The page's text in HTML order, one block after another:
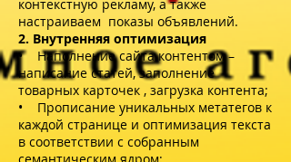
контекстную рекламу, а также
настраиваем показы объявлений.
2. Внутренняя оптимизация
• Наполнение сайта контентом –
написание статей, заполнение
товарных карточек , загрузка контента;
• Прописание уникальных метатегов к
каждой странице и оптимизация текста
в соответствии с собранным